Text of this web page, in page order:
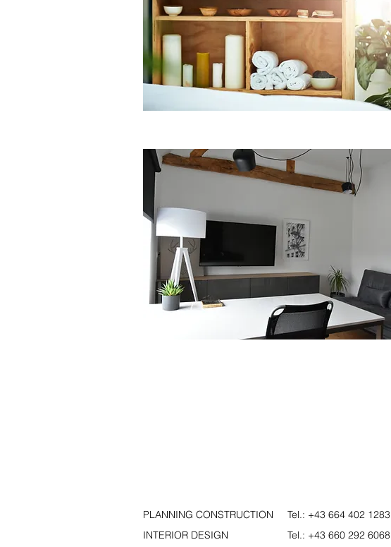
PLANNING CONSTRUCTION Tel.: +43 664 402 1283
INTERIOR DESIGN Tel.: +43 660 292 6068